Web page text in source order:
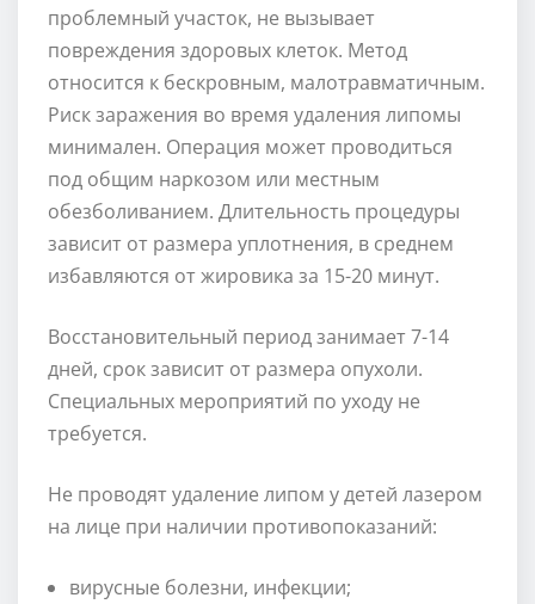
проблемный участок, не вызывает
повреждения здоровых клеток. Метод
относится к бескровным, малотравматичным.
Риск заражения во время удаления липомы
минимален. Операция может проводиться
под общим наркозом или местным
обезболиванием. Длительность процедуры
зависит от размера уплотнения, в среднем
избавляются от жировика за 15-20 минут.
Восстановительный период занимает 7-14
дней, срок зависит от размера опухоли.
Специальных мероприятий по уходу не
требуется.
Не проводят удаление липом у детей лазером
на лице при наличии противопоказаний:
вирусные болезни, инфекции;